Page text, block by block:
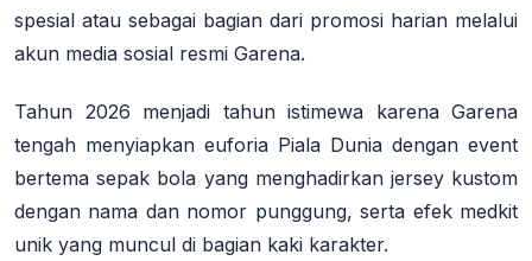
spesial atau sebagai bagian dari promosi harian melalui
akun media sosial resmi Garena.
Tahun 2026 menjadi tahun istimewa karena Garena
tengah menyiapkan euforia Piala Dunia dengan event
bertema sepak bola yang menghadirkan jersey kustom
dengan nama dan nomor punggung, serta efek medkit
unik yang muncul di bagian kaki karakter.